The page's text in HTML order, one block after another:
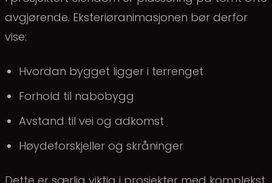
avgjørende. Eksteriøranimasjonen bør derfor
vise:
Hvordan bygget ligger i terrenget
Forhold til nabobygg
Avstand til vei og adkomst
Høydeforskjeller og skråninger